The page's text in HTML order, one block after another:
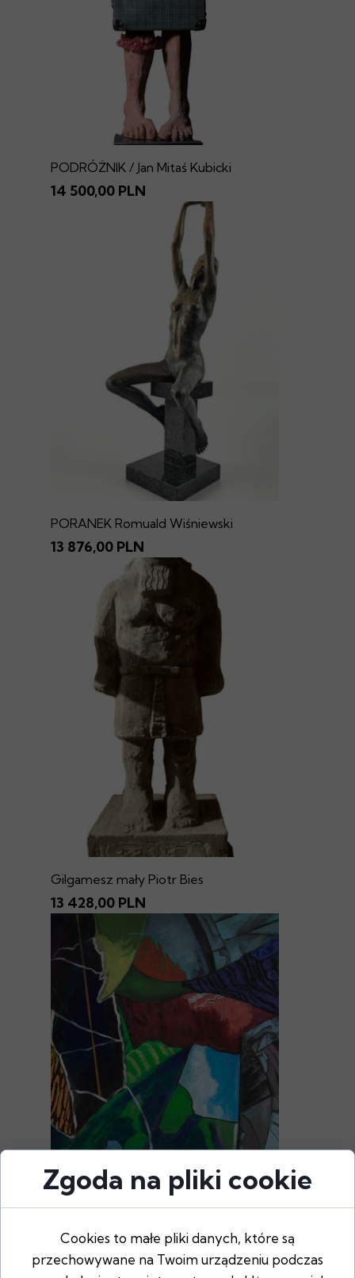
PODRÓŻNIK / Jan Mitaś Kubicki
14 500,00 PLN
PORANEK Romuald Wiśniewski
13 876,00 PLN
Gilgamesz mały Piotr Bies
13 428,00 PLN
KREACJA V, Bogusław Tober
9583,00 PLN
Zgoda na pliki cookie
Cookies to małe pliki danych, które są
przechowywane na Twoim urządzeniu podczas